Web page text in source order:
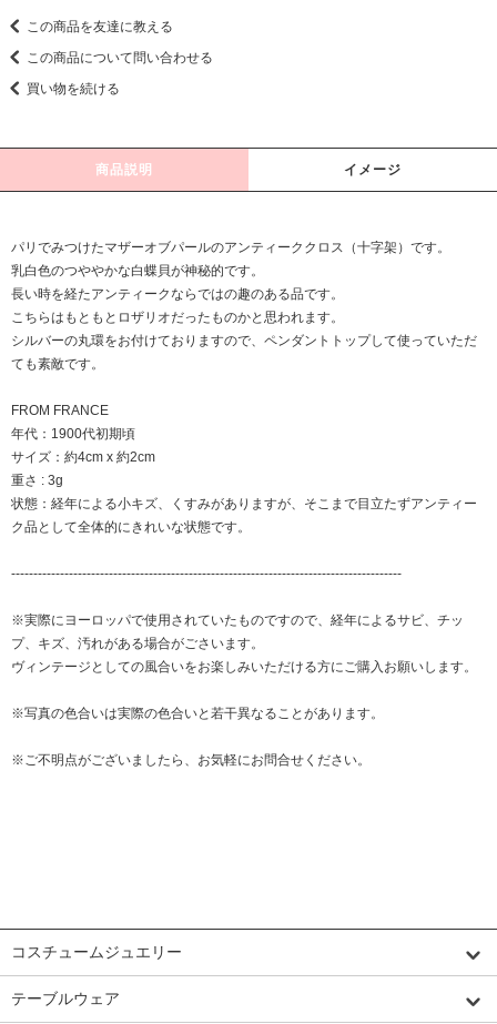
この商品を友達に教える
この商品について問い合わせる
買い物を続ける
商品説明 イメージ
パリでみつけたマザーオブパールのアンティーククロス（十字架）です。
乳白色のつややかな白蝶貝が神秘的です。
長い時を経たアンティークならではの趣のある品です。
こちらはもともとロザリオだったものかと思われます。
シルバーの丸環をお付けておりますので、ペンダントトップして使っていただ
ても素敵です。
FROM FRANCE
年代：1900代初期頃
サイズ：約4cm x 約2cm
重さ : 3g
状態：経年による小キズ、くすみがありますが、そこまで目立たずアンティー
ク品として全体的にきれいな状態です。
----------------------------------------------------------------------------------------
※実際にヨーロッパで使用されていたものですので、経年によるサビ、チッ
プ、キズ、汚れがある場合がごさいます。
ヴィンテージとしての風合いをお楽しみいただける方にご購入お願いします。
※写真の色合いは実際の色合いと若干異なることがあります。
※ご不明点がございましたら、お気軽にお問合せください。
コスチュームジュエリー
テーブルウェア